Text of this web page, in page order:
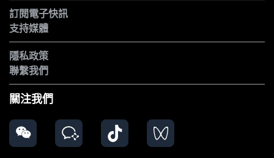
訂閱電子快訊
支持媒體
隱私政策
聯繫我們
關注我們